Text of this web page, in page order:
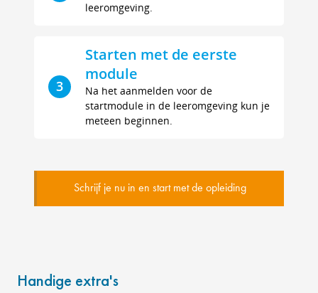
leeromgeving.
3
Starten met de eerste
module
Na het aanmelden voor de
startmodule in de leeromgeving kun je
meteen beginnen.
Schrijf je nu in en start met de opleiding
Handige extra's